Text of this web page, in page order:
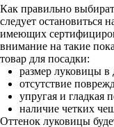
Как правильно
следует остановиться
имеющих
внимание на такие
товар для посадки:
размер луковицы в
отсутствие
упругая и гладкая
наличие четких
Оттенок луковицы